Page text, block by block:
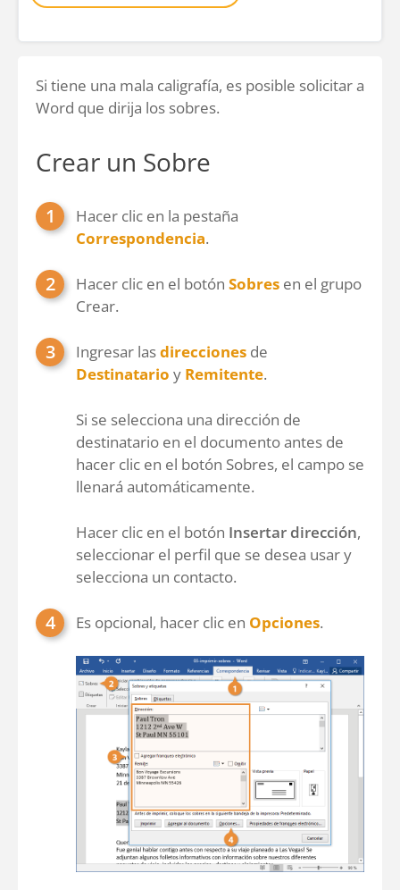
Si tiene una mala caligrafía, es posible solicitar a
Word que dirija los sobres.
Crear un Sobre
Hacer clic en la pestaña
Correspondencia.
Hacer clic en el botón Sobres en el grupo
Crear.
Ingresar lasdirecciones de
Destinatario y Remitente.
Si se selecciona una dirección de
destinatario en el documento antes de
hacer clic en el botón Sobres, el campo se
llenará automáticamente.
Hacer clic en el botón Insertar dirección,
seleccionar el perfil que se desea usar y
selecciona un contacto.
Es opcional, hacer clic en Opciones.